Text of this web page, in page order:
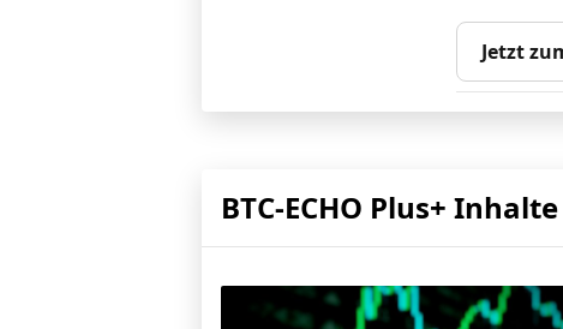
Jetzt
BTC-ECHO Plus+ Inhalte